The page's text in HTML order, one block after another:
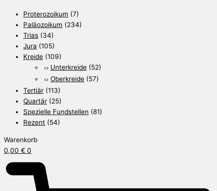
Proterozoikum (7)
Paläozoikum (234)
Trias (34)
Jura (105)
Kreide (109)
Unterkreide (52)
Oberkreide (57)
Tertiär (113)
Quartär (25)
Spezielle Fundstellen (81)
Rezent (54)
Warenkorb
0,00 € 0